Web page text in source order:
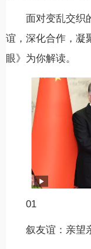
面对变乱交织
谊，深化合作，凝
眼》为你解读。
01
叙友谊：亲望